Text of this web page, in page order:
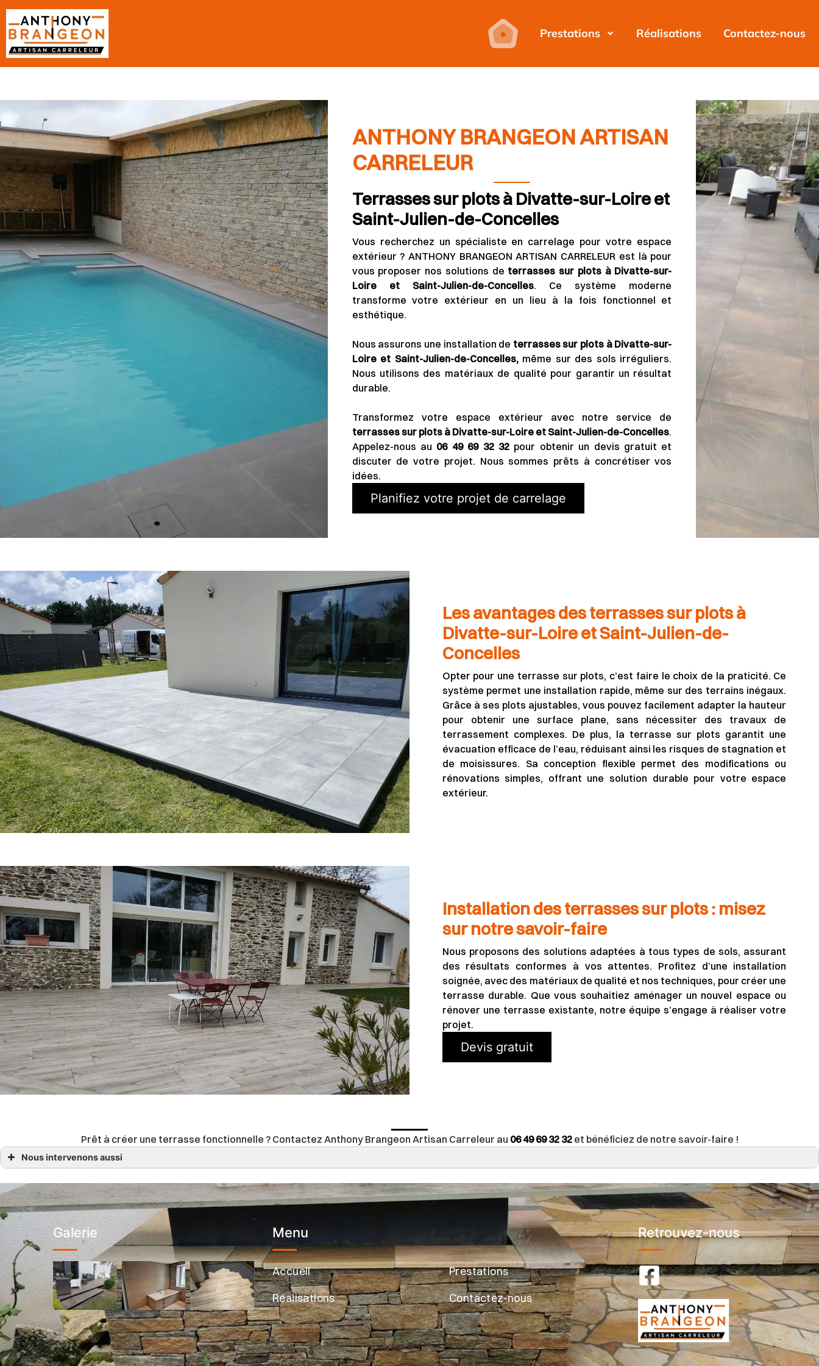
Prestations Réalisations Contactez-nous
ANTHONY BRANGEON ARTISAN
CARRELEUR
Terrasses sur plots à Divatte-sur-Loire et
Saint-Julien-de-Concelles
Vous recherchez un spécialiste en carrelage pour votre espace
extérieur ? ANTHONY BRANGEON ARTISAN CARRELEUR est là pour
vous proposer nos solutions de terrasses sur plots à Divatte-sur-
Loire et Saint-Julien-de-Concelles. Ce système moderne
transforme votre extérieur en un lieu à la fois fonctionnel et
esthétique.
Nous assurons une installation de terrasses sur plots à Divatte-sur-
Loire et Saint-Julien-de-Concelles,même sur des sols irréguliers.
Nous utilisons des matériaux de qualité pour garantir un résultat
durable.
Transformez votre espace extérieur avec notre service de
terrasses sur plots à Divatte-sur-Loire et Saint-Julien-de-Concelles.
Appelez-nous au 06 49 69 32 32 pour obtenir un devis gratuit et
discuter de votre projet. Nous sommes prêts à concrétiser vos
idées.
Planifiez votre projet de carrelage
Les avantages des terrasses sur plots à
Divatte-sur-Loire et Saint-Julien-de-
Concelles
Opter pour une terrasse sur plots, c’est faire le choix de la praticité. Ce
système permet une installation rapide, même sur des terrains inégaux.
Grâce à ses plots ajustables, vous pouvez facilement adapter la hauteur
pour obtenir une surface plane, sans nécessiter des travaux de
terrassement complexes. De plus, la terrasse sur plots garantit une
évacuation efficace de l’eau, réduisant ainsi les risques de stagnation et
de moisissures. Sa conception flexible permet des modifications ou
rénovations simples, offrant une solution durable pour votre espace
extérieur.
Installation des terrasses sur plots : misez
sur notre savoir-faire
Nous proposons des solutions adaptées à tous types de sols, assurant
des résultats conformes à vos attentes. Profitez d’une installation
soignée, avec des matériaux de qualité et nos techniques, pour créer une
terrasse durable. Que vous souhaitiez aménager un nouvel espace ou
rénover une terrasse existante, notre équipe s’engage à réaliser votre
projet.
Devis gratuit
Prêt à créer une terrasse fonctionnelle ? Contactez Anthony Brangeon Artisan Carreleur au 06 49 69 32 32et bénéficiez de notre savoir-faire !
Nous intervenons aussi
Terrasse sur Plots Beaupréau-en-Mauges
Terrasse sur Plots Champtoceaux, Saint-Laurent-des-Autels, Le Fuilet
Terrasse sur Plots Divatte-sur-Loire , Saint-Julien-de-Concelles
Terrasse sur Plots Le Cellier
Terrasse sur Plots Le Loroux-Bottereau, La Boissière-du-Doré
Terrasse sur Plots Mauves-sur-Loire
Terrasse sur Plots Montrevault-sur-Èvre, Saint-Pierre-Montlimart
Terrasse sur Plots Orée-d ‘Anjou
Terrasse sur Plots Oudon
Terrasse sur Plots Sèvremoine
Terrasse sur Plots Varades, Loireauxence, Vallet
Galerie Menu
Accueil
Prestations
Réalisations
Contactez-nous
Retrouvez-nous